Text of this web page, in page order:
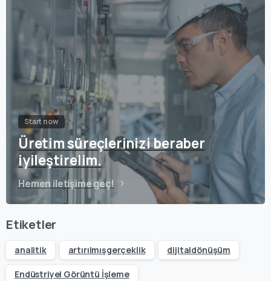
Start now
Üretim süreçlerinizi beraber
iyileştirelim.
Hemen iletişime geç!
Etiketler
analitik artırılmışgerçeklik dijitaldönüşüm
Endüstriyel Görüntü İşleme